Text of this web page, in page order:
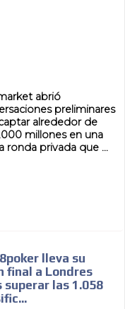
abrió
preliminares
alrededor de
millones en una
ronda privada que ...
lleva su
final a Londres
superar las 1.058